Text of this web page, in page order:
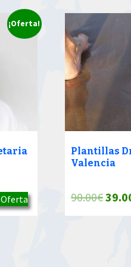
¡Oferta!
Oferta
Plantillas
Valencia
90.00€El